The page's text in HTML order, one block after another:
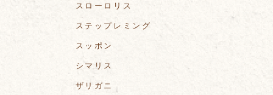
スローロリス
ステップレミング
スッポン
シマリス
ザリガニ